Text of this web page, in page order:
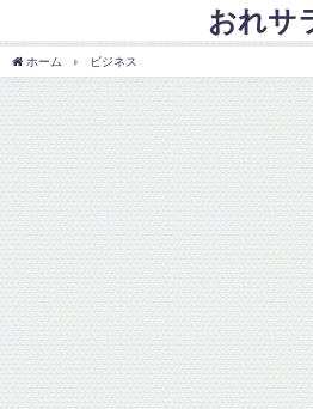
おれサ
ホーム ビジネス